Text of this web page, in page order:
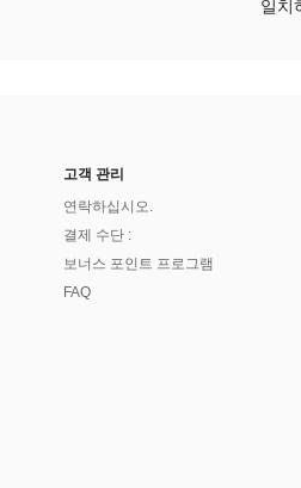
일치
고객 관리
연락하십시오.
결제 수단 :
보너스 포인트 프로그램
FAQ